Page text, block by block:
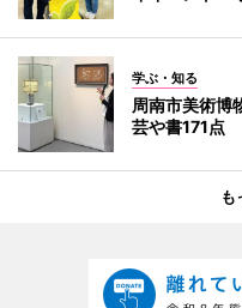
学ぶ・知る
周南市美術
芸や書171点
も